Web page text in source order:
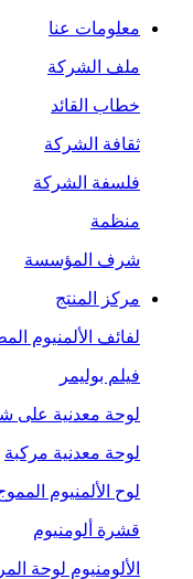
معلومات عنا
ملف الشركة
خطاب القائد
ثقافة الشركة
فلسفة الشركة
منظمة
شرف المؤسسة
مركز المنتج
لفائف الألمنيوم
فيلم بوليمر
لوحة معدنية
لوحة معدنية مركبة
لوح الألمنيوم
قشرة ألومنيوم
الألومنيوم لوحة